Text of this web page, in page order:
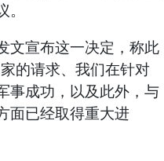
文宣布这一决定，称此
的请求、我们在针对
事成功，以及此外，与
面已经取得重大进